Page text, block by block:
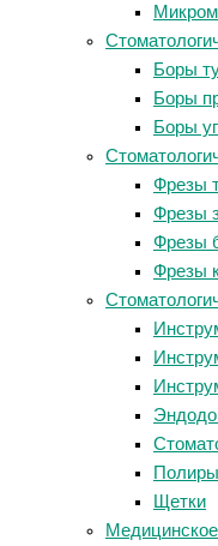
Боры
Боры
Боры
Фрезы
Фрезы
Фрезы
Фрезы
Полиры
Щетки